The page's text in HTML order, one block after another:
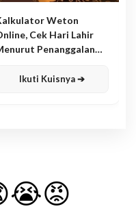
Weton
Cek Hari Lahir
Penanggalan
Ikuti Kuisnya ➔
😭😡